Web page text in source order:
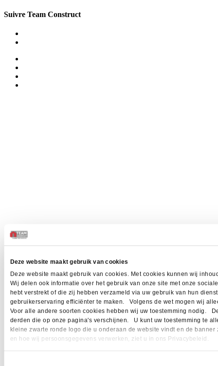
Deze website maakt gebruik van cookies
Deze website maakt gebruik van cookies. Met cookies kunnen wij
Wij delen ook informatie over het gebruik van onze site met onze
hebt verstrekt of die zij hebben verzameld via uw gebruik van hun
gebruikerservaring efficiënter te maken. Volgens de wet mogen wij
Voor alle andere soorten cookies hebben wij uw toestemming nodig.
derden die op onze pagina's verschijnen. U kunt uw toestemming te
kleine zwarte ronde logo die u onderaan de website vindt en de
en hoe wij persoonsgegevens verwerken, ziet u in ons Privacybeleid.
Suivre Team Construct